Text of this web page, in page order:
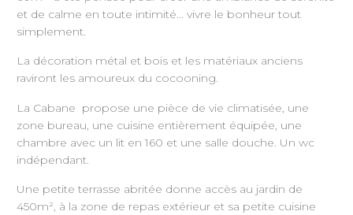
et de calme en toute intimité… vivre le bonheur tout
simplement.
La décoration métal et bois et les matériaux anciens
raviront les amoureux du cocooning.
La Cabane propose une pièce de vie climatisée, une
zone bureau, une cuisine entièrement équipée, une
chambre avec un lit en 160 et une salle douche. Un wc
indépendant.
Une petite terrasse abritée donne accès au jardin de
450m², à la zone de repas extérieur et sa petite cuisine